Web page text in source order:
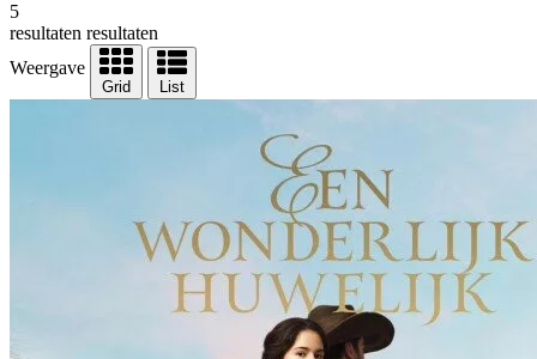
5
resultaten resultaten
Weergave
Grid List